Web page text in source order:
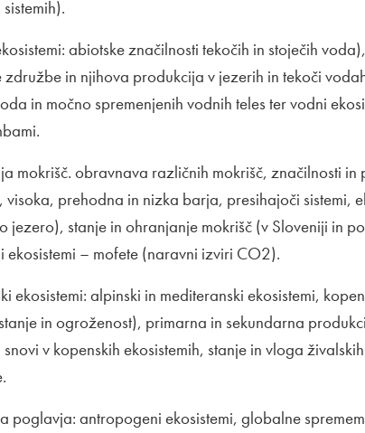
abiotske značilnosti tekočih in stoječih
združbe in njihova produkcija v jezerih in tekoči
in močno spremenjenih vodnih teles ter vodni
mokrišč. obravnava različnih mokrišč, značilnosti
visoka, prehodna in nizka barja, presihajoči sistemi,
jezero), stanje in ohranjanje mokrišč (v Sloveniji in
ekosistemi – mofete (naravni izviri CO2).
ekosistemi: alpinski in mediteranski ekosistemi,
in ogroženost), primarna in sekundarna
v kopenskih ekosistemih, stanje in vloga
poglavja: antropogeni ekosistemi, globalne